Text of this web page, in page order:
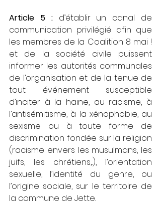
Article 5 : d’établir un canal de
communication privilégié afin que
les membres de la Coalition 8 mai !
et de la société civile puissent
informer les autorités communales
de l’organisation et de la tenue de
tout événement susceptible
d’inciter à la haine, au racisme, à
l’antisémitisme, à la xénophobie, au
sexisme ou à toute forme de
discrimination fondée sur la religion
(racisme envers les musulmans, les
juifs, les chrétiens,..), l’orientation
sexuelle, l’identité du genre, ou
l’origine sociale, sur le territoire de
la commune de Jette.